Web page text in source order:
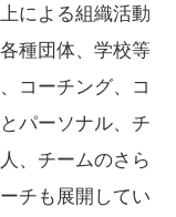
による組織活動
種団体、学校等
コーチング、コ
パーソナル、チ
、チームのさら
チも展開してい